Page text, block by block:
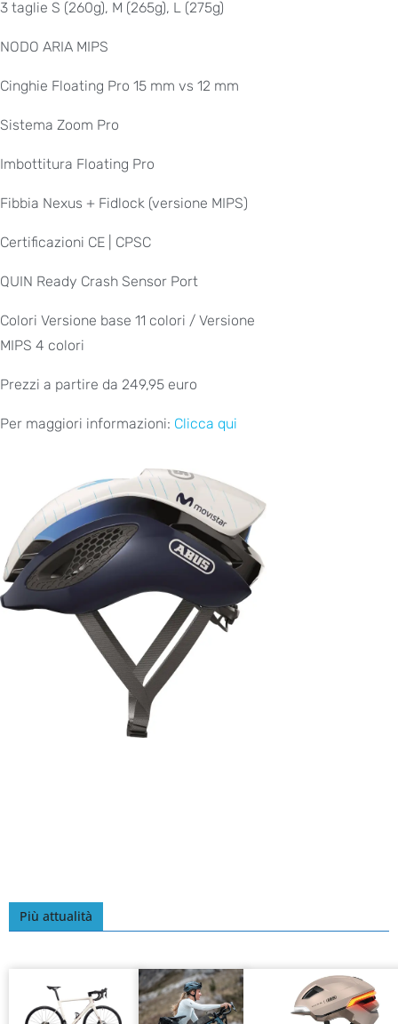
3 taglie S (260g), M (265g), L (275g)
NODO ARIA MIPS
Cinghie Floating Pro 15 mm vs 12 mm
Sistema Zoom Pro
Imbottitura Floating Pro
Fibbia Nexus + Fidlock (versione MIPS)
Certificazioni CE | CPSC
QUIN Ready Crash Sensor Port
Colori Versione base 11 colori / Versione
MIPS 4 colori
Prezzi a partire da 249,95 euro
Per maggiori informazioni: Clicca qui
Più attualità